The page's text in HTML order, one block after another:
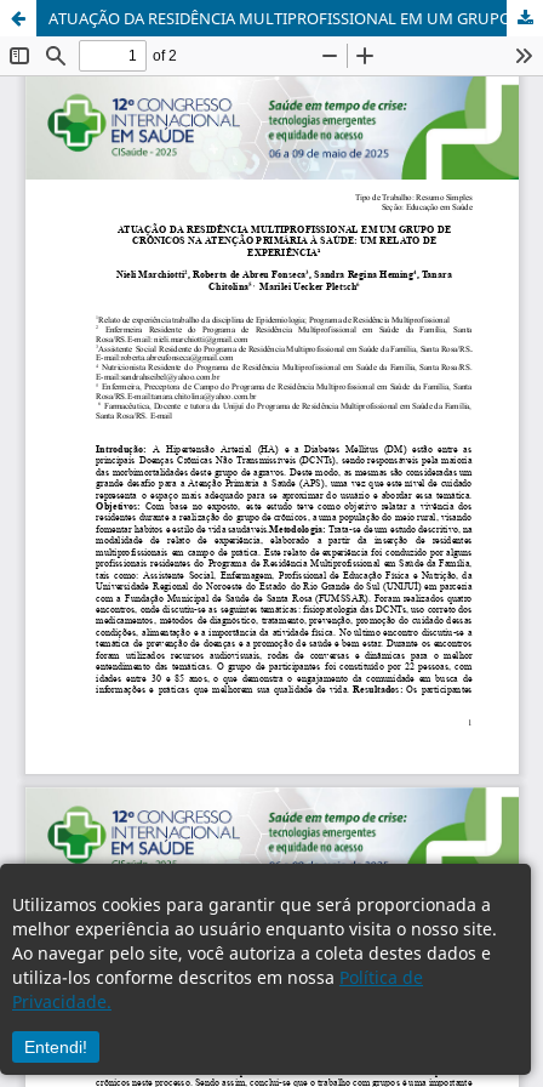
Utilizamos cookies para garantir que será proporcionada a
melhor experiência ao usuário enquanto visita o nosso site.
Ao navegar pelo site, você autoriza a coleta destes dados e
utiliza-los conforme descritos em nossa Política de
Privacidade.
Entendi!
ATUAÇÃO DA RESIDÊNCIA MULTIPROFISSIONAL EM UM GRUPO DE CRÔNICOS NA ATENÇÃO PRIMÁRIA À SAÚDE: UM RELATO DE EXPERIÊNCIA